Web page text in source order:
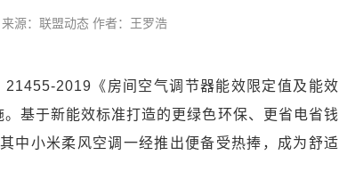
来源：联盟动态 作者：王罗浩
2019《房间空气调节器能效限定值及能效
基于新能效标准打造的更绿色环保、更省电省钱
中小米柔风空调一经推出便备受热捧，成为舒适